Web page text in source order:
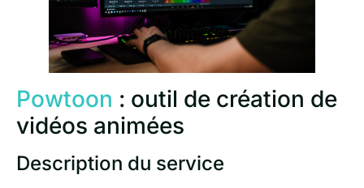
Powtoon : outil de création de
vidéos animées
Description du service